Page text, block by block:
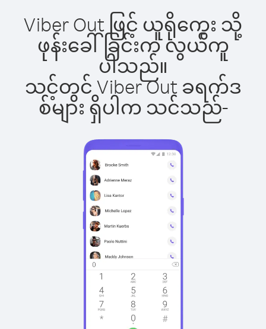
Viber Out ဖြင့် ယူရိုကွေး သို့
ဖုန်းခေါ်ခြင်းက လွယ်ကူ
ပါသည်။
သင့်တွင် Viber Out ခရက်ဒ
စ်များ ရှိပါက သင်သည်-